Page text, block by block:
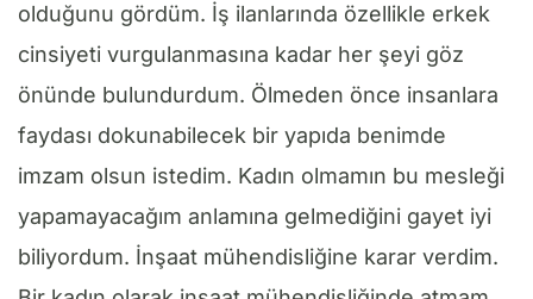
olduğunu gördüm. İş ilanlarında özellikle erkek
cinsiyeti vurgulanmasına kadar her şeyi göz
önünde bulundurdum. Ölmeden önce insanlara
faydası dokunabilecek bir yapıda benimde
imzam olsun istedim. Kadın olmamın bu mesleği
yapamayacağım anlamına gelmediğini gayet iyi
biliyordum. İnşaat mühendisliğine karar verdim.